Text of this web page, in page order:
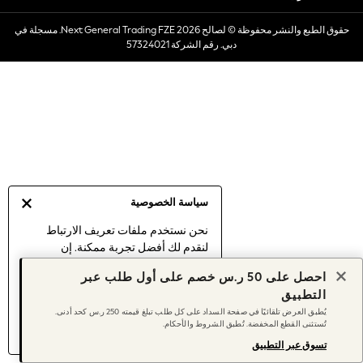
سياسة الخصوصية
نحن نستخدم ملفات تعريف الارتباط
لنقدم لك أفضل تجربة ممكنة. إن
موافقتك على استخدامنا لملفات تعريف
اكتشف المزيد عن إدارة إعدادات ملفات
تعريف الارتباط (الكوكيز).
Dresses
Occasionwear
Sets & Outfits
Sun Hats & Caps
Women's Holiday Shop
Women's Travel Styles
Dresses
Occasionwear
Linen Collection
Tops & T-Shirts
حقوق الطبع والنشر محفوظة © لصالح 2026 Next General Trading FZE. مسجلة في
دبي. رقم الشركة 57324021
احصل على 50 ر.س خصم على أول طلب عبر
التطبيق
يُطبق العرض تلقائيًا في صفحة السداد على كل طلب تبلغ قيمته 250 ر.س كحد أدنى.
تُستثنى القطع المخفضة. تُطبق الشروط والأحكام.
تسوق عبر التطبيق